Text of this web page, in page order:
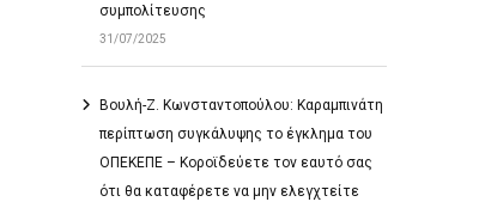
συμπολίτευσης
31/07/2025
Βουλή-Ζ. Κωνσταντοπούλου: Καραμπινάτη
περίπτωση συγκάλυψης το έγκλημα του
ΟΠΕΚΕΠΕ – Κοροϊδεύετε τον εαυτό σας
ότι θα καταφέρετε να μην ελεγχτείτε